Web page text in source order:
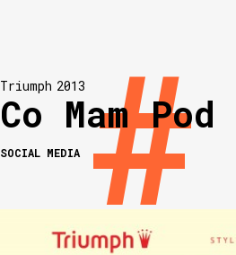
Triumph 2013 #
Co Mam Pod
SOCIAL MEDIA